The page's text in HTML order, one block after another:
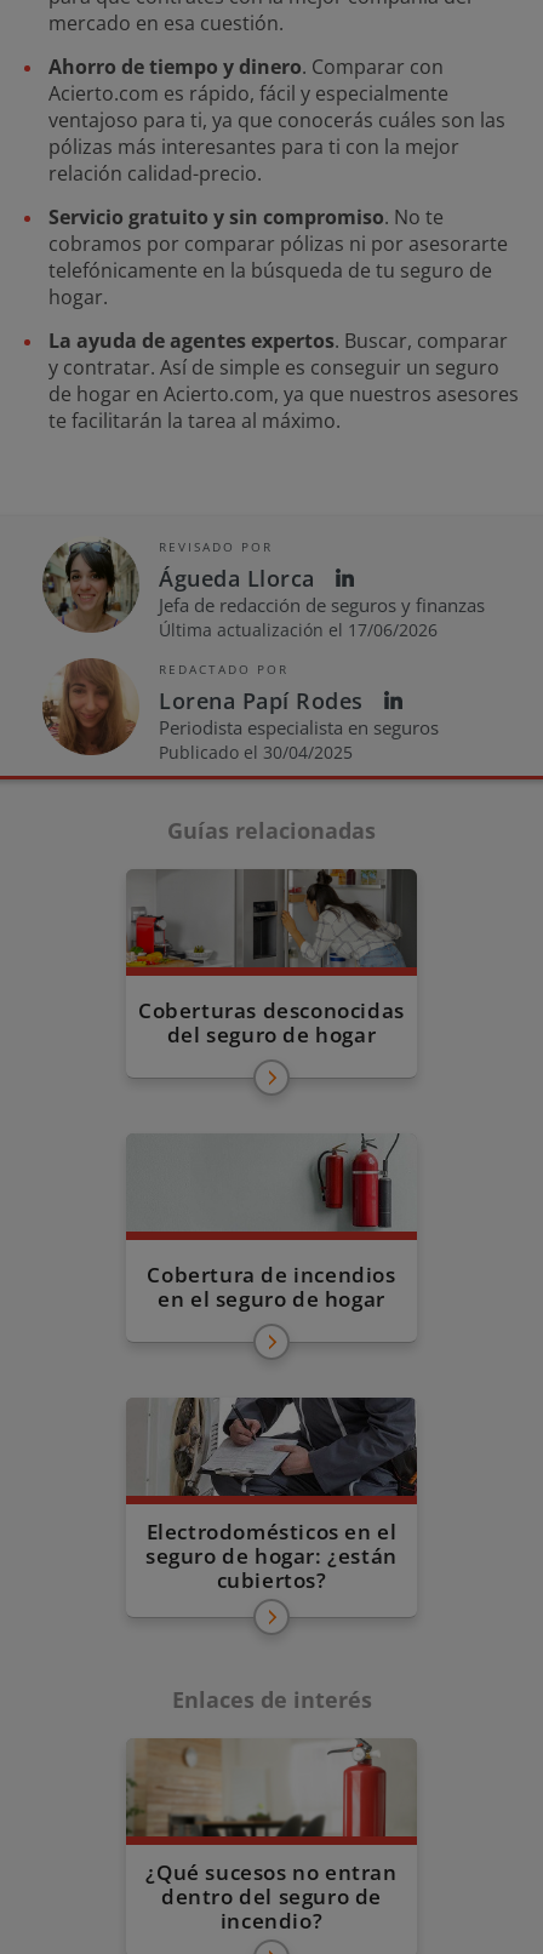
mercado en esa cuestión.
Ahorro de tiempo y dinero. Comparar con
Acierto.com es rápido, fácil y especialmente
ventajoso para ti, ya que conocerás cuáles son las
pólizas más interesantes para ti con la mejor
relación calidad-precio.
Servicio gratuito y sin compromiso. No te
cobramos por comparar pólizas ni por asesorarte
telefónicamente en la búsqueda de tu seguro de
hogar.
La ayuda de agentes expertos. Buscar, comparar
y contratar. Así de simple es conseguir un seguro
de hogar en Acierto.com, ya que nuestros asesores
te facilitarán la tarea al máximo.
REVISADO POR
Águeda Llorca
Jefa de redacción de seguros y finanzas
Última actualización el 17/06/2026
REDACTADO POR
Lorena Papí Rodes
Periodista especialista en seguros
Publicado el 30/04/2025
Guías relacionadas
Coberturas desconocidas
del seguro de hogar
Cobertura de incendios
en el seguro de hogar
Electrodomésticos en el
seguro de hogar: ¿están
cubiertos?
Enlaces de interés
¿Qué sucesos no entran
dentro del seguro de
incendio?